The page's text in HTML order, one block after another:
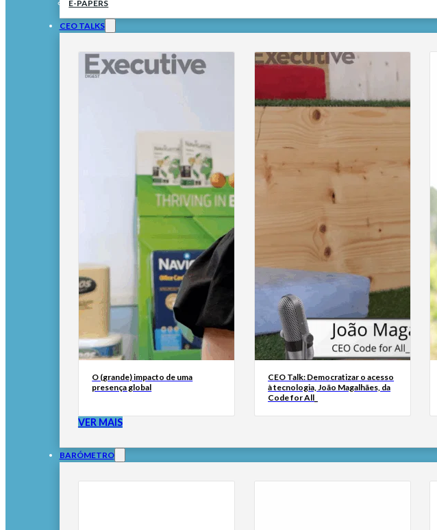
E-PAPERS
CEO TALKS
O (grande) impacto de uma
presença global
CEO Talk: Democratizar o acesso
à tecnologia, João Magalhães, da
Code for All_
VER MAIS
BARÓMETRO